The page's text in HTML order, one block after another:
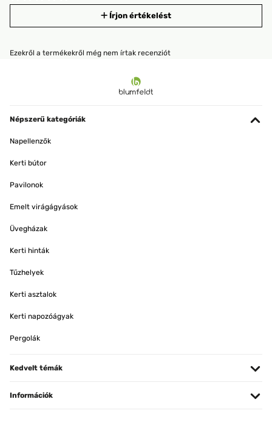
Írjon értékelést
Ezekről a termékekről még nem írtak recenziót
Népszerű kategóriák
Napellenzők
Kerti bútor
Pavilonok
Emelt virágágyások
Üvegházak
Kerti hinták
Tűzhelyek
Kerti asztalok
Kerti napozóágyak
Pergolák
Kedvelt témák
Információk